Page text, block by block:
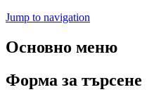
Jump to navigation
Основно меню
Форма за търсене